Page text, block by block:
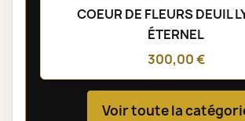
COEUR DE FLEURS DEUIL
ÉTERNEL
300,00 €
Voir toute la